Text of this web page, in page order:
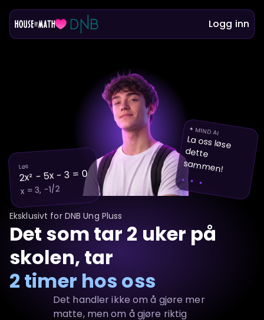
Logg inn
Eksklusivt for DNB Ung Pluss
Det som tar 2 uker på
skolen, tar
2 timer hos oss
Det handler ikke om å gjøre mer
matte, men om å gjøre riktig
✦ MIND AI
La oss løse
dette
sam
m
en!
. . .
Løs
2x² − 5x − 3 = 0
x = 3, −1/2